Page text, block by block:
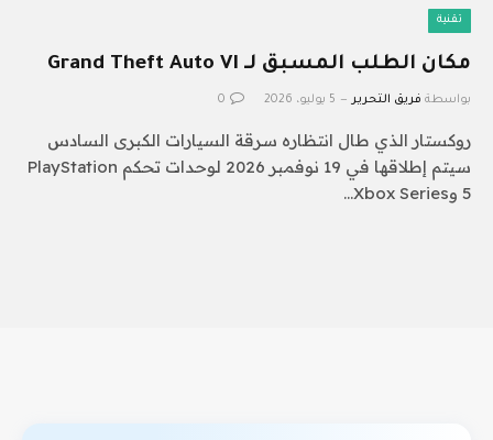
تقنية
مكان الطلب المسبق لـ Grand Theft Auto VI
بواسطة فريق التحرير 5 يوليو، 2026 0
روكستار الذي طال انتظاره سرقة السيارات الكبرى السادس
سيتم إطلاقها في 19 نوفمبر 2026 لوحدات تحكم PlayStation
5 وXbox Series…